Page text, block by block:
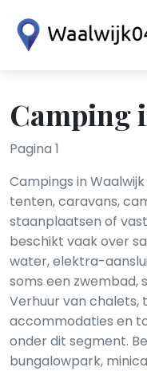
Camping
Pagina 1
Campings in
tenten, caravans,
staanplaatsen of
beschikt vaak over
water, elektra-
soms een zwembad,
Verhuur van
accommodaties en
onder dit segment.
bungalowpark,